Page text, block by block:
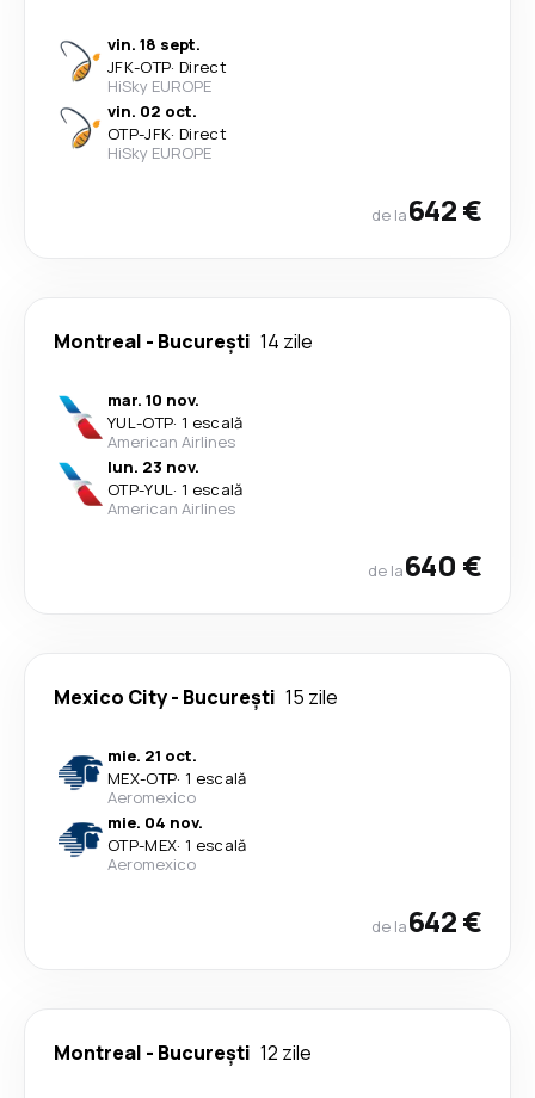
vin. 18 sept.
JFK-OTP· Direct
HiSky EUROPE
vin. 02 oct.
OTP-JFK· Direct
HiSky EUROPE
de la642 €
Montreal - București 14 zile
mar. 10 nov.
YUL-OTP· 1 escală
American Airlines
lun. 23 nov.
OTP-YUL· 1 escală
American Airlines
de la640 €
Mexico City- București 15 zile
mie. 21 oct.
MEX-OTP· 1 escală
Aeromexico
mie. 04 nov.
OTP-MEX· 1 escală
Aeromexico
de la642 €
Montreal - București 12 zile